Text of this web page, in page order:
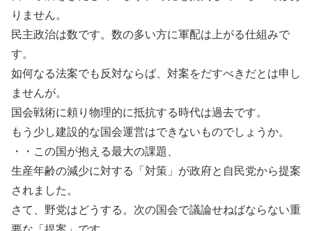
りません。
民主政治は数です。数の多い方に軍配は上がる仕組みで
す。
如何なる法案でも反対ならば、対案をだすべきだとは申し
ませんが。
国会戦術に頼り物理的に抵抗する時代は過去です。
もう少し建設的な国会運営はできないものでしょうか。
・・この国が抱える最大の課題、
生産年齢の減少に対する「対策」が政府と自民党から提案
されました。
さて、野党はどうする。次の国会で議論せねばならない重